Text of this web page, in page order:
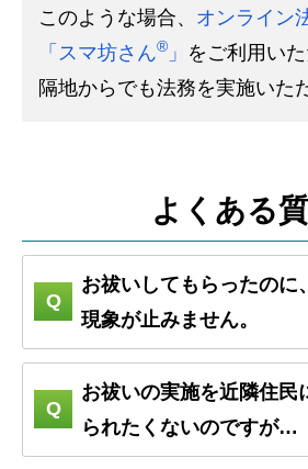
このような場合、 オンライン
「スマ坊さん® 」 をご利用い
隔地からでも法務を実施いた
よくある
お祓いしてもらったのに
現象が止みません。
お祓いの実施を近隣住民
られたくないのですが…